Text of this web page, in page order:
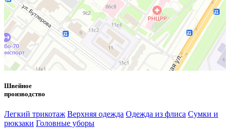
Швейное
производство
Легкий трикотаж Верхняя одежда Одежда из флиса Сумки и
рюкзаки Головные уборы